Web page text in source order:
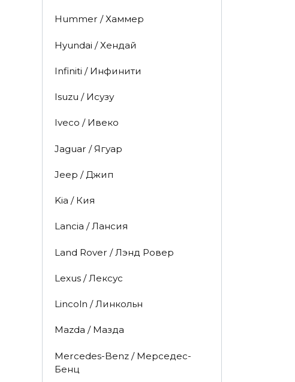
Hummer / Хаммер
Hyundai / Хендай
Infiniti / Инфинити
Isuzu / Исузу
Iveco / Ивеко
Jaguar / Ягуар
Jeep / Джип
Kia / Кия
Lancia / Лансия
Land Rover / Лэнд Ровер
Lexus / Лексус
Lincoln / Линкольн
Mazda / Мазда
Mercedes-Benz / Мерседес-
Бенц